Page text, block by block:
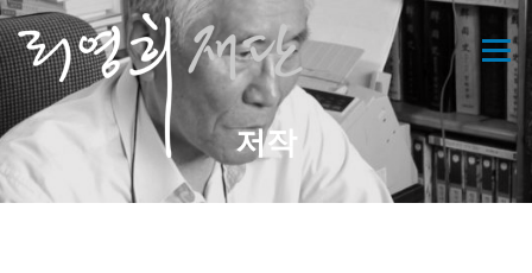
콘
텐
츠
로
바
로
기
메뉴
저작